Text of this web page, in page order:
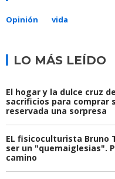
Opinión vida
LO MÁS LEÍDO
El hogar y la dulce cruz
sacrificios para comprar
reservada una sorpresa
EL fisicoculturista Bruno
ser un "quemaiglesias".
camino